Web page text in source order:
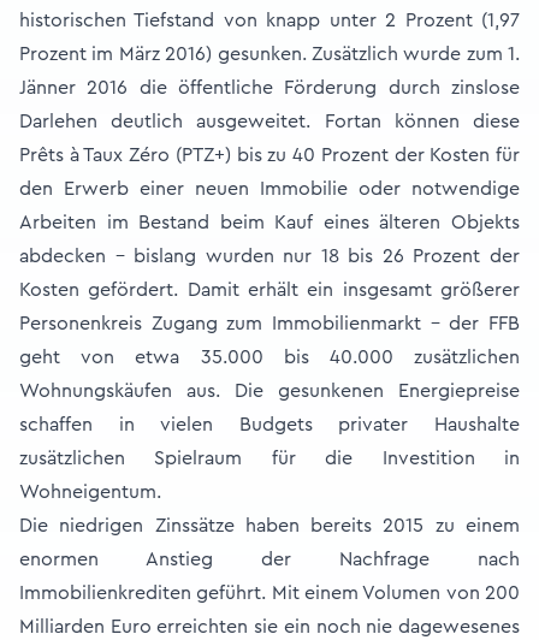
historischen Tiefstand von knapp unter 2 Prozent (1,97
Prozent im März 2016) gesunken. Zusätzlich wurde zum 1.
Jänner 2016 die öffentliche Förderung durch zinslose
Darlehen deutlich ausgeweitet. Fortan können diese
Prêts à Taux Zéro (PTZ+) bis zu 40 Prozent der Kosten für
den Erwerb einer neuen Immobilie oder notwendige
Arbeiten im Bestand beim Kauf eines älteren Objekts
abdecken - bislang wurden nur 18 bis 26 Prozent der
Kosten gefördert. Damit erhält ein insgesamt größerer
Personenkreis Zugang zum Immobilienmarkt - der FFB
geht von etwa 35.000 bis 40.000 zusätzlichen
Wohnungskäufen aus. Die gesunkenen Energiepreise
schaffen in vielen Budgets privater Haushalte
zusätzlichen Spielraum für die Investition in
Wohneigentum.
Die niedrigen Zinssätze haben bereits 2015 zu einem
enormen Anstieg der Nachfrage nach
Immobilienkrediten geführt. Mit einem Volumen von 200
Milliarden Euro erreichten sie ein noch nie dagewesenes